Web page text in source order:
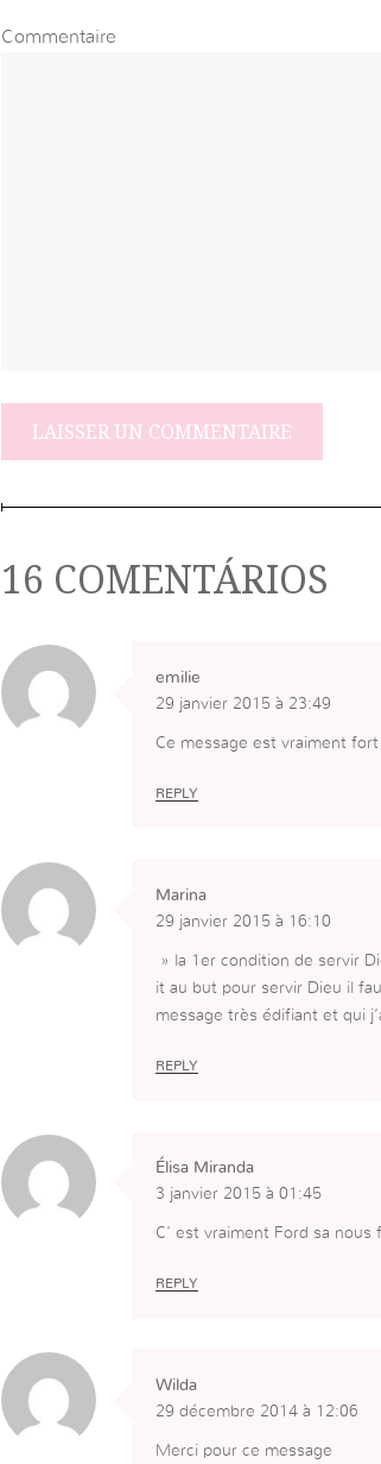
Commentaire
16 COMENTÁRIOS
emilie
29 janvier 2015 à 23:49
Ce message est vraiment
REPLY
Marina
29 janvier 2015 à 16:10
» la 1er condition de servir
it au but pour servir Dieu il
message très édifiant et qui
REPLY
Élisa Miranda
3 janvier 2015 à 01:45
C’ est vraiment Ford sa
REPLY
Wilda
29 décembre 2014 à 12:06
Merci pour ce message